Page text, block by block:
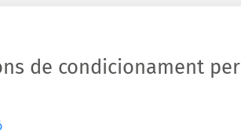
de condicionament per